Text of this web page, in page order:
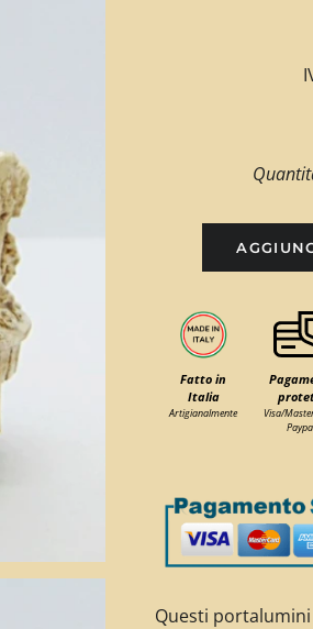
Fatto in
Italia
Artigianalmente
Visa/
Questi